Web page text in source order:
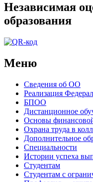
Независимая
образования
Меню
Сведения об ОО
Реализация
БПОО
Дистанционное
Основы
Охрана труда в
Дополнительное
Специальности
Истории успеха
Студентам
Студентам с